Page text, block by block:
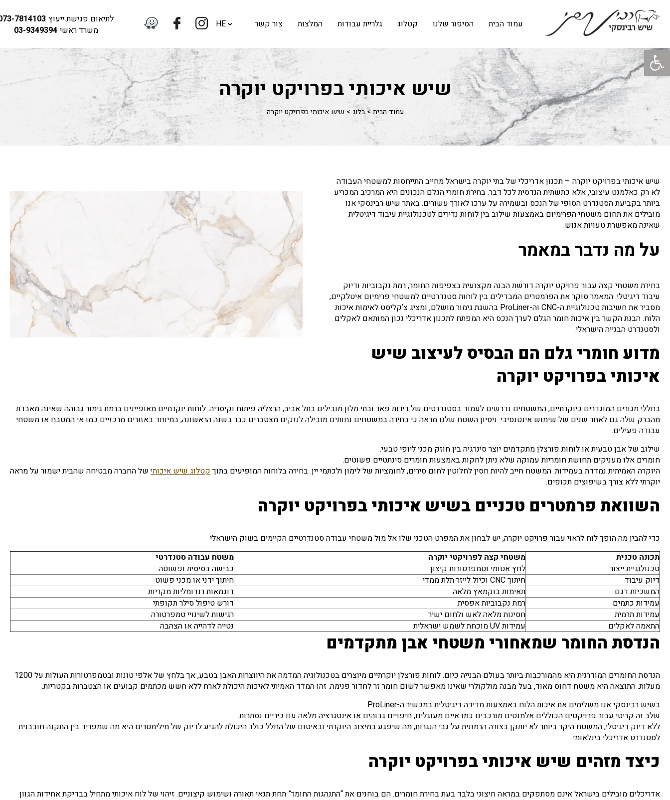
פתח סרגל נגישות
עמוד הבית הסיפור שלנו קטלוג גלריית עבודות המלצות צור קשר HE לתיאום פגישת ייעוץ 7814103
משרד ראשי 03-9349394
שיש איכותי בפרויקט יוקרה
עמוד הבית>בלוג > שיש איכותי בפרויקט יוקרה
שיש איכותי בפרויקט יוקרה – תכנון אדריכלי של בתי יוקרה בישראל מחייב התייחסות למשטחי העבודה
לא רק כאלמנט עיצובי, אלא כתשתית הנדסית לכל דבר. בחירת חומרי הגלם הנכונים היא המרכיב המכריע
ביותר בקביעת הסטנדרט הסופי של הנכס ובשמירה על ערכו לאורך עשורים. באתר שיש רבינסקי אנו
מובילים את תחום משטחי הפרימיום באמצעות שילוב בין לוחות נדירים לטכנולוגיית עיבוד דיגיטלית
שאינה מאפשרת טעויות אנוש.
על מה נדבר במאמר
בחירת משטחי קצה עבור פרויקט יוקרה דורשת הבנה מקצועית בצפיפות החומר, רמת נקבוביות ודיוק
עיבוד דיגיטלי. המאמר סוקר את הפרמטרים המבדילים בין לוחות סטנדרטיים למשטחי פרימיום איטלקיים,
מסביר את חשיבות טכנולוגיית ה-CNC וה-ProLiner בהשגת גימור מושלם, ומציג צ’קליסט לאימות איכות
הלוח. הבנת הקשר בין איכות חומר הגלם לערך הנכס היא המפתח לתכנון אדריכלי נכון המותאם לאקלים
ולסטנדרט הבנייה הישראלי.
מדוע חומרי גלם הם הבסיס לעיצוב שיש
איכותי בפרויקט יוקרה
בחללי מגורים המוגדרים כיוקרתיים, המשטחים נדרשים לעמוד בסטנדרטים של דירות פאר ובתי מלון מובילים בתל אביב, הרצליה פיתוח וקיסריה. לוחות יוקרתיים מאופיינים ברמת גימור גבוהה שאינה מאבדת
מהברק שלה גם לאחר שנים של שימוש אינטנסיבי. ניסיון השטח שלנו מראה כי בחירה במשטחים נחותים מובילה לנזקים מצטברים כבר בשנה הראשונה, במיוחד באזורים מרכזיים כמו אי המטבח או משטחי
עבודה פעילים.
שילוב של אבן טבעית או לוחות פורצלן מתקדמים יוצר סינרגיה בין חוזק מכני ליופי טבעי.
חומרים אלו מעניקים תחושת חומריות עמוקה שלא ניתן לחקות באמצעות חומרים סינתטיים פשוטים.
היוקרה האמיתית נמדדת בעמידות: המשטח חייב להיות חסין לחלוטין לחום סירים, לחומציות של לימון ולכתמי יין. בחירה בלוחות המופיעים בתוךקטלוג שיש איכותי של החברה מבטיחה שהבית ישמור על מראה
יוקרתי ללא צורך בשיפוצים תכופים.
השוואת פרמטרים טכניים בשיש איכותי בפרויקט יוקרה
כדי להבין מה הופך לוח לראוי עבור פרויקט יוקרה, יש לבחון את המפרט הטכני שלו אל מול משטחי עבודה סטנדרטיים הקיימים בשוק הישראלי
תכונה טכנית
משטחי קצה לפרויקטי יוקרה
משטח עבודה סטנדרטי
טכנולוגיית ייצור
לחץ אטומי וטמפרטורות קיצון
כבישה בסיסית ופשוטה
דיוק עיבוד
חיתוך CNC וכיול לייזר תלת ממדי
חיתוך ידני או מכני פשוט
המשכיות דגם
תאימות בוקמאץ מלאה
דוגמאות רנדומליות מקריות
עמידות כתמים
רמת נקבוביות אפסית
דורש טיפול סילר תקופתי
עמידות תרמית
חסינות מלאה לאש ולחום ישיר
רגישות לשינויי טמפרטורה
התאמה לאקלים
עמידות UV מוכחת לשמש ישראלית נטייה לדהייה או הצהבה
הנדסת החומר שמאחורי משטחי אבן מתקדמים
הנדסת החומרים המודרנית היא מהמורכבות ביותר בעולם הבנייה כיום. לוחות פורצלן יוקרתיים מיוצרים בטכנולוגיה המדמה את היווצרות האבן בטבע, אך בלחץ של אלפי טונות ובטמפרטורות העולות על 1200
מעלות. התוצאה היא משטח דחוס מאוד, בעל מבנה מולקולרי שאינו מאפשר לשום חומר זר לחדור פנימה. זהו המדד האמיתי לאיכות היכולת לארח ללא חשש מכתמים קבועים או הצטברות בקטריות.
בשיש רבינסקי אנו משלימים את איכות הלוח באמצעות מדידה דיגיטלית במכשיר ה-ProLiner.
שלב זה קריטי עבור פרויקטים הכוללים אלמנטים מורכבים כמו איים מעוגלים, חיפויים גבוהים או אינטגרציה מלאה עם כיריים נסתרות.
ללא דיוק דיגיטלי, המשטח היקר ביותר לא יותקן בצורה הרמונית על גבי הנגרות, מה שיפגע במיצוב היוקרתי ובאיטום של החלל כולו. היכולת להגיע לדיוק של מילימטרים היא מה שמפריד בין התקנה חובבנית
לסטנדרט אדריכלי בינלאומי.
כיצד מזהים שיש איכותי בפרויקט יוקרה
אדריכלים מובילים בישראל אינם מסתפקים במראה חיצוני בלבד בעת בחירת חומרים. הם בוחנים את “התנהגות החומר” תחת תנאי תאורה ושימוש קיצוניים. זיהוי של לוח איכותי מתחיל בבדיקת אחידות הגוון